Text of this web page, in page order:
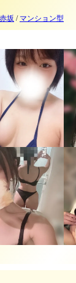
赤坂 /マンション型